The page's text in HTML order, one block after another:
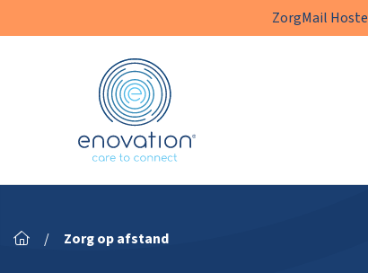
ZorgMail
Enovation
/ Zorg op afstand